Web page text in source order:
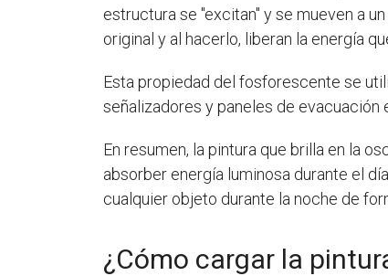
estructura se "excitan" y se mueven a
original y al hacerlo, liberan la energía
Esta propiedad del fosforescente se
señalizadores y paneles de evacuación
En resumen, la pintura que brilla en la
absorber energía luminosa durante el
cualquier objeto durante la noche de
¿Cómo cargar la